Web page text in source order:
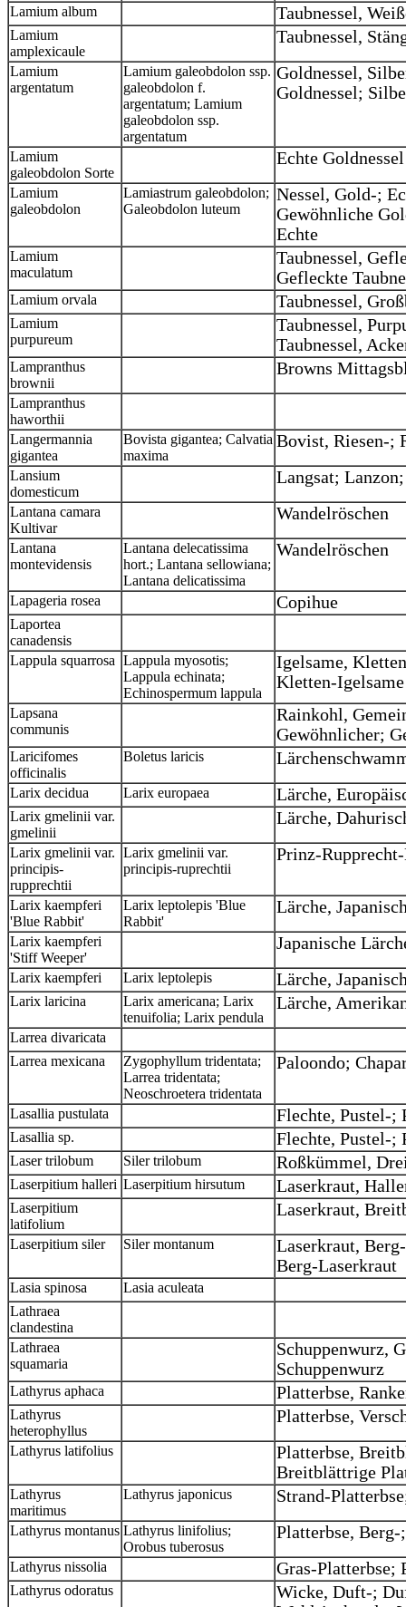
Lamium album Taubnessel,
Lamium
amplexicaule
Taubnessel,
Lamium
argentatum
Lamium galeobdolon ssp.
galeobdolon f.
argentatum; Lamium
galeobdolon ssp.
argentatum
Goldnessel,
Goldnessel;
Lamium
galeobdolon Sorte
Echte
Lamium
galeobdolon
Lamiastrum galeobdolon;
Galeobdolon luteum
Nessel, Gold-;
Gewöhnliche
Echte
Lamium
maculatum
Taubnessel,
Gefleckte
Lamium orvala Taubnessel,
Lamium
purpureum
Taubnessel,
Taubnessel,
Lampranthus
brownii
Browns
Lampranthus
haworthii
Langermannia
gigantea
Bovista gigantea; Calvatia
maxima
Bovist, Riesen-;
Lansium
domesticum
Langsat;
Lantana camara
Kultivar
Wandelröschen
Lantana
montevidensis
Lantana delecatissima
hort.; Lantana sellowiana;
Lantana delicatissima
Wandelröschen
Lapageria rosea Copihue
Laportea
canadensis
Lappula squarrosa Lappula myosotis;
Lappula echinata;
Echinospermum lappula
Igelsame,
Kletten-
Lapsana
communis
Rainkohl,
Gewöhnlicher;
Laricifomes
officinalis
Boletus laricis
Larix decidua Larix europaea Lärche,
Larix gmelinii var.
gmelinii
Lärche,
Larix gmelinii var.
principis-
rupprechtii
Larix gmelinii var.
principis-ruprechtii
Prinz-
Larix kaempferi
'Blue Rabbit'
Larix leptolepis 'Blue
Rabbit'
Lärche,
Larix kaempferi
'Stiff Weeper'
Japanische
Larix kaempferi Larix leptolepis Lärche,
Larix laricina
Larix americana; Larix
tenuifolia; Larix pendula
Lärche,
Larrea divaricata
Larrea mexicana
Zygophyllum tridentata;
Larrea tridentata;
Neoschroetera tridentata
Paloondo;
Lasallia pustulata Flechte, Pustel-;
Lasallia sp. Flechte, Pustel-;
Laser trilobum Siler trilobum Roßkümmel,
Laserpitium halleri Laserpitium hirsutum Laserkraut,
Laserpitium
latifolium
Laserkraut,
Laserpitium siler Siler montanum
Laserkraut,
Berg-Laserkraut
Lasia spinosa
Lasia aculeata
Lathraea
clandestina
Lathraea
squamaria
Schuppenwurz,
Schuppenwurz
Lathyrus aphaca Platterbse,
Lathyrus
heterophyllus
Platterbse,
Lathyrus latifolius
Platterbse,
Breitblättrige
Lathyrus
maritimus
Lathyrus japonicus Strand-
Lathyrus montanus Lathyrus linifolius;
Orobus tuberosus
Platterbse,
Lathyrus nissolia Gras-Platterbse;
Lathyrus odoratus
Wicke, Duft-;